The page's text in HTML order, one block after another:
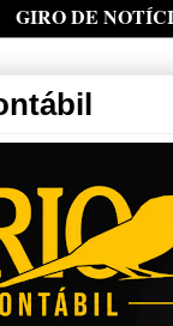
GIRO DE